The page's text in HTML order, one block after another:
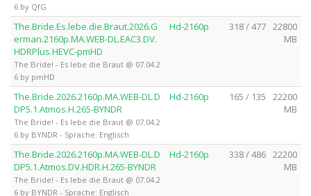
6 by QfG
The.Bride.Es.lebe.die.Braut.2026.G
erman.2160p.MA.WEB-DL.EAC3.DV.
HDRPlus.HEVC-pmHD
The Bride! - Es lebe die Braut @ 07.04.2
6 by pmHD
Hd-2160p 318 / 477 22800
MB
The.Bride.2026.2160p.MA.WEB-DL.D
DP5.1.Atmos.H.265-BYNDR
The Bride! - Es lebe die Braut @ 07.04.2
6 by BYNDR - Sprache: Englisch
Hd-2160p 165 / 135
22200
MB
The.Bride.2026.2160p.MA.WEB-DL.D
DP5.1.Atmos.DV.HDR.H.265-BYNDR
The Bride! - Es lebe die Braut @ 07.04.2
6 by BYNDR - Sprache: Englisch
Hd-2160p 338 / 486 22200
MB